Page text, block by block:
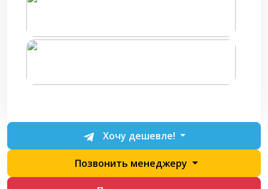
Хочу дешевле!
Позвонить менеджеру